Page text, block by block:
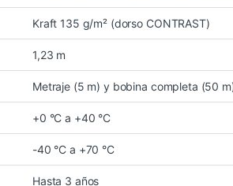
Kraft 135 g/m² (dorso CONTRAST)
1,23 m
Metraje (5 m) y bobina completa (50
+0 °C a +40 °C
-40 °C a +70 °C
Hasta 3 años